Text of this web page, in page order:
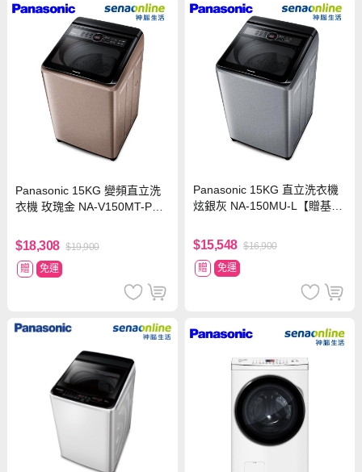
Panasonic 15KG 變頻直立洗
衣機 玫瑰金 NA-V150MT-PN
$18,308 $19,900
贈
免運
Panasonic 15KG 直立洗衣機
炫銀灰 NA-150MU-L【贈基本
$15,548 $16,900
贈
免運